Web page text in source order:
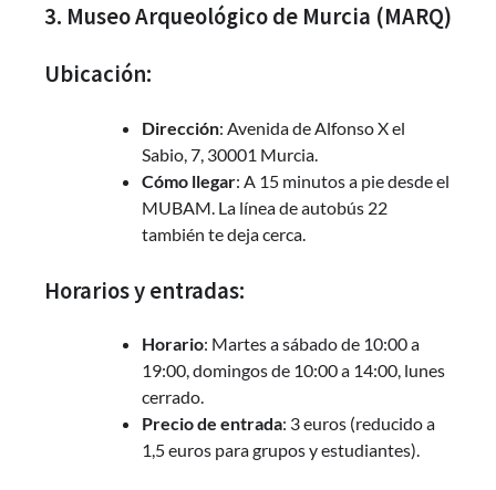
3. Museo Arqueológico de Murcia (MARQ)
Ubicación:
Dirección: Avenida de Alfonso X el
Sabio, 7, 30001 Murcia.
Cómo llegar: A 15 minutos a pie desde el
MUBAM. La línea de autobús 22
también te deja cerca.
Horarios y entradas:
Horario: Martes a sábado de 10:00 a
19:00, domingos de 10:00 a 14:00, lunes
cerrado.
Precio de entrada: 3 euros (reducido a
1,5 euros para grupos y estudiantes).